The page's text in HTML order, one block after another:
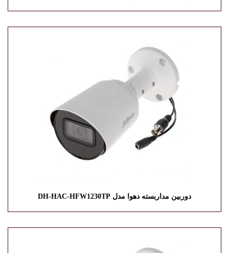
دوربین مداربسته دهوا مدل DH-HAC-HFW1230TP